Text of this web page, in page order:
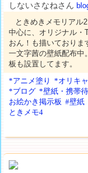
しないさなねさん
ときめきメモリアル
中心に、オリジナル・
おん！も描いておりま
一文字茜の壁紙配布中
板も設置してます。
*アニメ塗り
*オリキ
*ブログ *壁紙・携帯
お絵かき掲示板 #壁紙
ときメモ4